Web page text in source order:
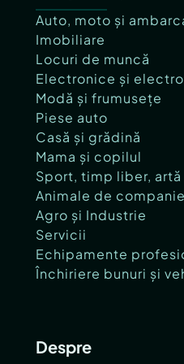
Auto, moto și
Imobiliare
Locuri de muncă
Electronice și
Modă și frumusețe
Piese auto
Casă și grădină
Mama și copilul
Sport, timp liber, artă
Animale de companie
Agro și Industrie
Servicii
Echipamente
Închiriere bunuri și
Despre